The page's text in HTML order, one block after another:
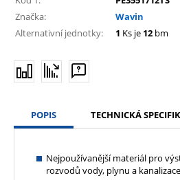
Značka:
Wavin
Alternativní jednotky:
1 Ks je 12 bm
POPIS TECHNICKÁ
Nejpoužívanější materiál pro
rozvodů vody, plynu a